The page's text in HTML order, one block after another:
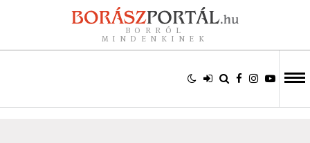
BORRÓL
MINDENKINEK